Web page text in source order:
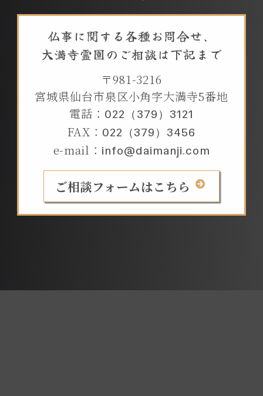
仏事に関する各種お問合せ、
大満寺霊園のご相談は下記まで
〒981-3216
宮城県仙台市泉区小角字大満寺5番地
電話： 022（379）3121
FAX： 022（379）3456
e-mail： info@daimanji.com
ご相談フォームはこちら